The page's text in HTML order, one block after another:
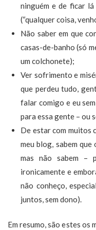
ninguém e de ficar
(“qualquer coisa,
Não saber em que
casas-de-banho (só
um colchonete);
Ver sofrimento e
que perdeu tudo,
falar comigo e eu
para essa gente – ou
De estar com muitos
meu blog, sabem
mas não sabem –
ironicamente e
não conheço,
juntos, sem dono).
Em resumo, são estes os